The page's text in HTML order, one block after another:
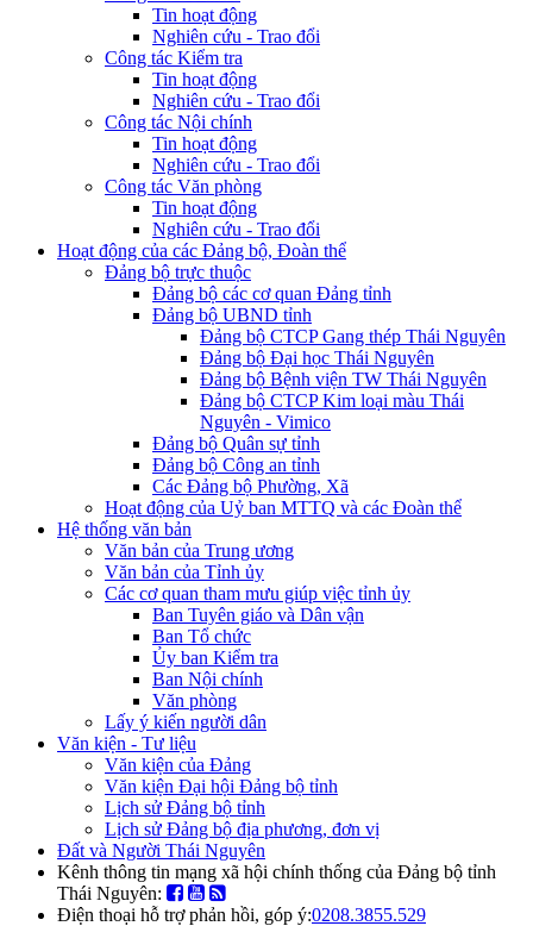
Tin hoạt động
Nghiên cứu - Trao đổi
Công tác Kiểm tra
Tin hoạt động
Nghiên cứu - Trao đổi
Công tác Nội chính
Tin hoạt động
Nghiên cứu - Trao đổi
Công tác Văn phòng
Tin hoạt động
Nghiên cứu - Trao đổi
Hoạt động của các Đảng bộ, Đoàn thể
Đảng bộ trực thuộc
Đảng bộ các cơ quan Đảng tỉnh
Đảng bộ UBND tỉnh
Đảng bộ CTCP Gang thép Thái Nguyên
Đảng bộ Đại học Thái Nguyên
Đảng bộ Bệnh viện TW Thái Nguyên
Đảng bộ CTCP Kim loại màu Thái
Nguyên - Vimico
Đảng bộ Quân sự tỉnh
Đảng bộ Công an tỉnh
Các Đảng bộ Phường, Xã
Hoạt động của Uỷ ban MTTQ và các Đoàn thể
Hệ thống văn bản
Văn bản của Trung ương
Văn bản của Tỉnh ủy
Các cơ quan tham mưu giúp việc tỉnh ủy
Ban Tuyên giáo và Dân vận
Ban Tổ chức
Ủy ban Kiểm tra
Ban Nội chính
Văn phòng
Lấy ý kiến người dân
Văn kiện - Tư liệu
Văn kiện của Đảng
Văn kiện Đại hội Đảng bộ tỉnh
Lịch sử Đảng bộ tỉnh
Lịch sử Đảng bộ địa phương, đơn vị
Đất và Người Thái Nguyên
Kênh thông tin mạng xã hội chính thống của Đảng bộ tỉnh
Thái Nguyên:
Điện thoại hỗ trợ phản hồi, góp ý:0208.3855.529